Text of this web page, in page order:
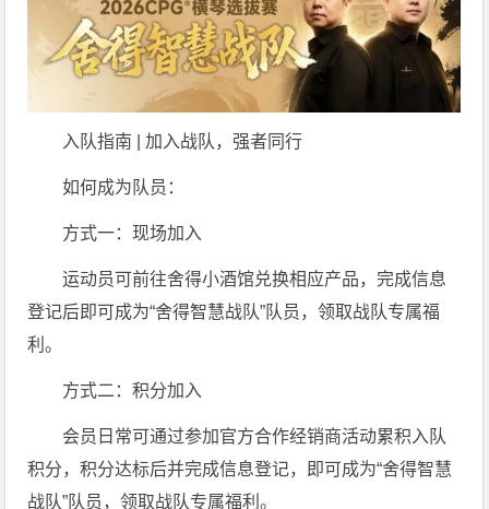
入队指南 | 加入战队，强者同行
如何成为队员：
方式一：现场加入
运动员可前往舍得小酒馆兑换相应产品，完成信息
登记后即可成为“舍得智慧战队”队员，领取战队专属福
利。
方式二：积分加入
会员日常可通过参加官方合作经销商活动累积入队
积分，积分达标后并完成信息登记，即可成为“舍得智慧
战队”队员，领取战队专属福利。